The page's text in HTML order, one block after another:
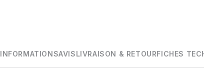
INFORMATIONSAVISLIVRAISON & RETOURFICHES